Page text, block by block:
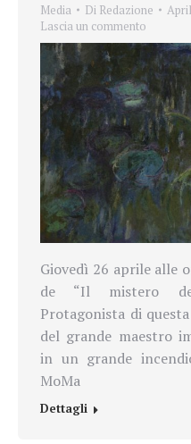
Media Di Redazione
Lascia un commento
Giovedì 26 aprile alle
de “Il mistero
Protagonista di
del grande maestro
in un grande
MoMa
Dettagli